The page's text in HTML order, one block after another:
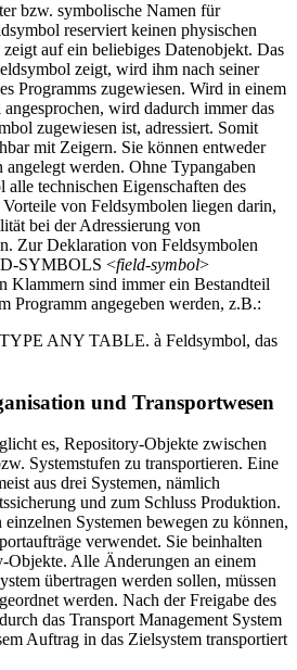
bzw. symbolische Namen für
reserviert keinen physischen
auf ein beliebiges Datenobjekt. Das
zeigt, wird ihm nach seiner
Programms zugewiesen. Wird in einem
wird dadurch immer das
zugewiesen ist, adressiert. Somit
mit Zeigern. Sie können entweder
werden. Ohne Typangaben
technischen Eigenschaften des
von Feldsymbolen liegen darin,
bei der Adressierung von
Zur Deklaration von Feldsymbolen
SYMBOLS <field-symbol>
Klammern sind immer ein Bestandteil
Programm angegeben werden, z.B.:
ANY TABLE. à Feldsymbol, das
und Transportwesen
es, Repository-Objekte zwischen
Systemstufen zu transportieren. Eine
aus drei Systemen, nämlich
und zum Schluss Produktion.
Systemen bewegen zu können,
verwendet. Sie beinhalten
Objekte. Alle Änderungen an einem
übertragen werden sollen, müssen
werden. Nach der Freigabe des
das Transport Management System
Auftrag in das Zielsystem transportiert